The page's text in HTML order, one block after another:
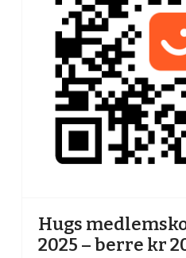
Hugs
2025 – berre kr